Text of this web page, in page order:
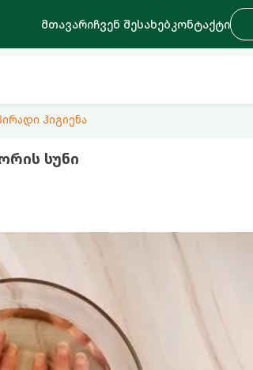
მთავარიჩვენ შესახებკონტაქტი
ჰიგიენა
სუნი